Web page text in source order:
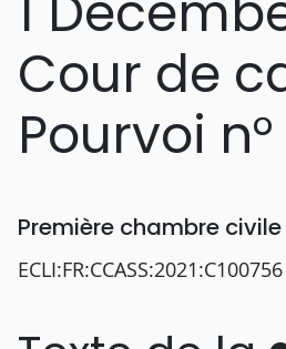
Cour de
Pourvoi n°
Première chambre
ECLI:FR:CCASS:2021:C100756